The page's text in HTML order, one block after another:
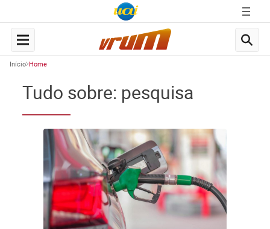
Início Home
Tudo sobre: pesquisa